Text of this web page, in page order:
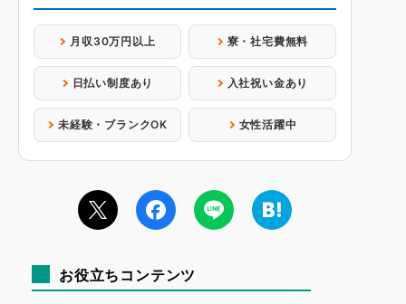
月収30万円以上 寮・社宅費無料
日払い制度あり 入社祝い金あり
未経験・ブランクOK 女性活躍中
お役立ちコンテンツ